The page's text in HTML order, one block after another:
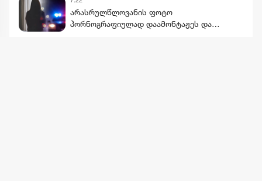
არასრულწლოვანის ფოტო
პორნოგრაფიულად დაამონტაჟეს და